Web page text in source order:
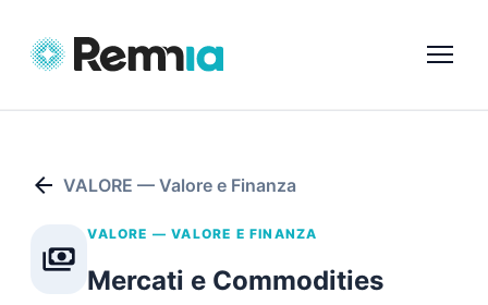
arrow_back VALORE — Valore e Finanza
payments
VALORE — VALORE E FINANZA
Mercati e Commodities